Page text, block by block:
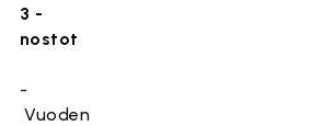
3 -
nostot
-
Vuoden